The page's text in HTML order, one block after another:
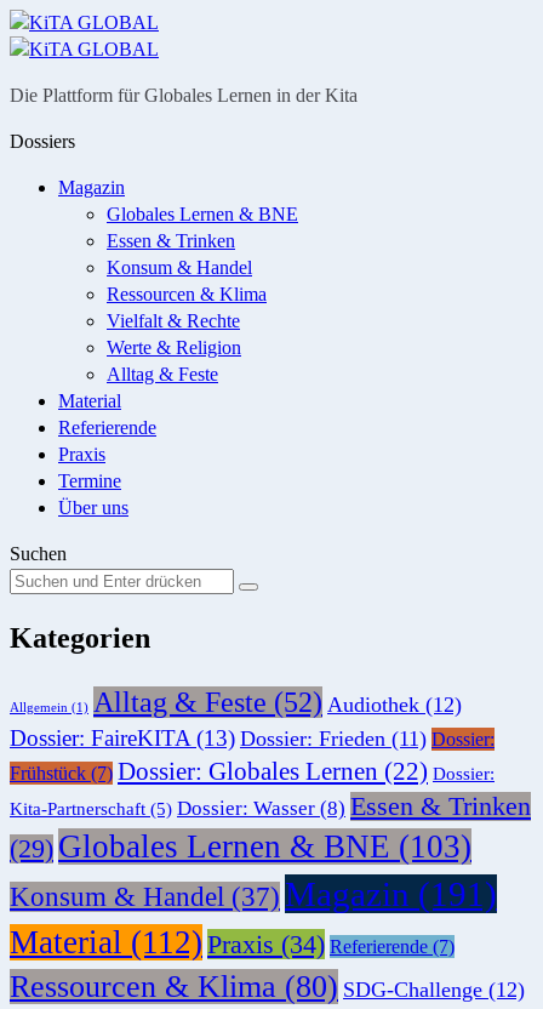
Menü
Suche
Die Plattform für Globales Lernen in der Kita
Dossiers
Magazin
Globales Lernen & BNE
Essen & Trinken
Konsum & Handel
Ressourcen & Klima
Vielfalt & Rechte
Werte & Religion
Alltag & Feste
Material
Referierende
Praxis
Termine
Über uns
Suchen
Suchen
nach:
Suche
Kategorien
Allgemein (1) Alltag & Feste (52) Audiothek (12)
Dossier: FaireKITA (13) Dossier: Frieden (11) Dossier:
Frühstück (7) Dossier: Globales Lernen (22) Dossier:
Kita-Partnerschaft (5) Dossier: Wasser (8) Essen & Trinken
(29) Globales Lernen & BNE (103)
Konsum & Handel (37) Magazin (191)
Material (112) Praxis (34) Referierende (7)
Ressourcen & Klima (80) SDG-Challenge (12)